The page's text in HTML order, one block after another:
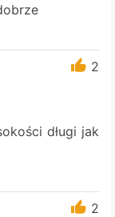
2
długi jak
2